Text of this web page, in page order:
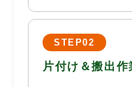
STEP02
片付け＆搬出作